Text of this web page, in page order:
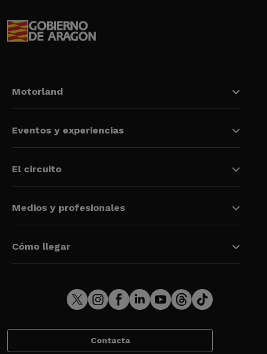
Motorland
Eventos y experiencias
El circuito
Medios y profesionales
Cómo llegar
Contacta